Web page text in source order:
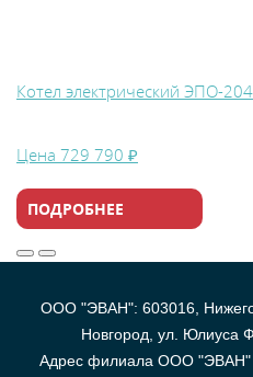
Котел электрический ЭПО-
Цена 729 790 ₽
ПОДРОБНЕЕ
ООО "ЭВАН": 603016,
Новгород, ул. Юлиуса
Адрес филиала ООО "ЭВАН"